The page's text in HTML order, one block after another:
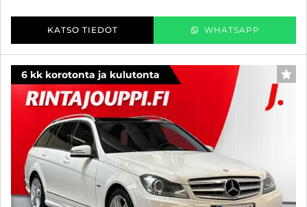
KATSO TIEDOT WHATSAPP
6 kk korotonta ja kulutonta